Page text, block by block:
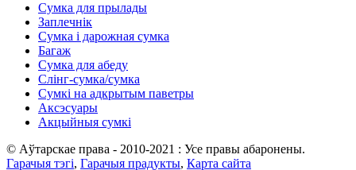
Сумка для прылады
Заплечнік
Сумка і дарожная сумка
Багаж
Сумка для абеду
Слінг-сумка/сумка
Сумкі на адкрытым паветры
Аксэсуары
Акцыйныя сумкі
© Аўтарскае права - 2010-2021 : Усе правы абаронены.
Гарачыя тэгі, Гарачыя прадукты, Карта сайта